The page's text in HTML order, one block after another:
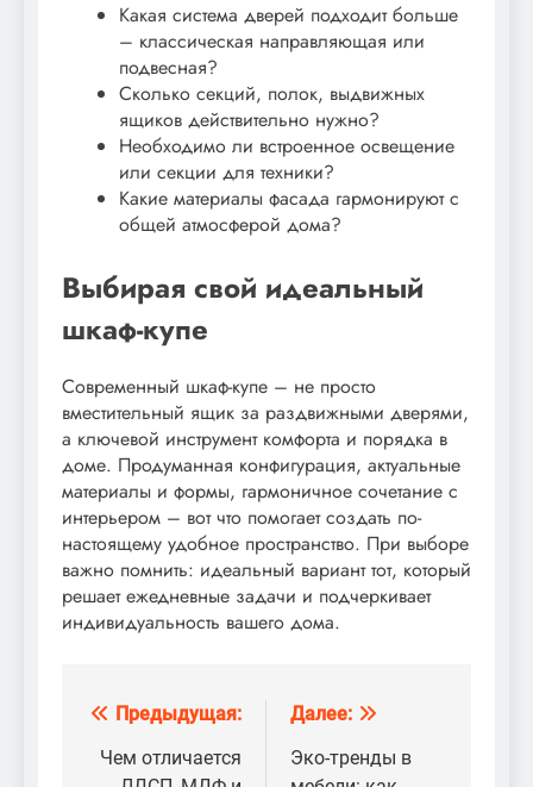
Какая система дверей подходит больше
– классическая направляющая или
подвесная?
Сколько секций, полок, выдвижных
ящиков действительно нужно?
Необходимо ли встроенное освещение
или секции для техники?
Какие материалы фасада гармонируют с
общей атмосферой дома?
Выбирая свой идеальный
шкаф-купе
Современный шкаф-купе – не просто
вместительный ящик за раздвижными дверями,
а ключевой инструмент комфорта и порядка в
доме. Продуманная конфигурация, актуальные
материалы и формы, гармоничное сочетание с
интерьером – вот что помогает создать по-
настоящему удобное пространство. При выборе
важно помнить: идеальный вариант тот, который
решает ежедневные задачи и подчеркивает
индивидуальность вашего дома.
Навигация
по
Предыдущая:
Чем отличается
Далее:
Эко-тренды в